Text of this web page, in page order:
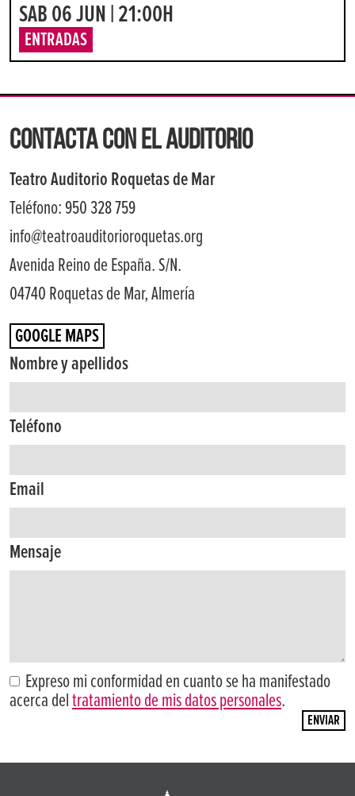
SAB 06 JUN | 21:00H
ENTRADAS
CONTACTA CON EL AUDITORIO
Teatro Auditorio Roquetas de Mar
Teléfono: 950 328 759
info@teatroauditorioroquetas.org
Avenida Reino de España. S/N.
04740 Roquetas de Mar, Almería
GOOGLE MAPS
Nombre y apellidos
Teléfono
Email
Mensaje
Expreso mi conformidad en cuanto se ha manifestado
acerca del tratamiento de mis datos personales.